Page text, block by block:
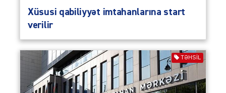
Xüsusi qabiliyyət imtahanlarına start
verilir
TƏHSIL